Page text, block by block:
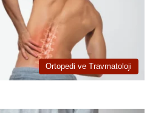
Ortopedi ve Travmatoloji